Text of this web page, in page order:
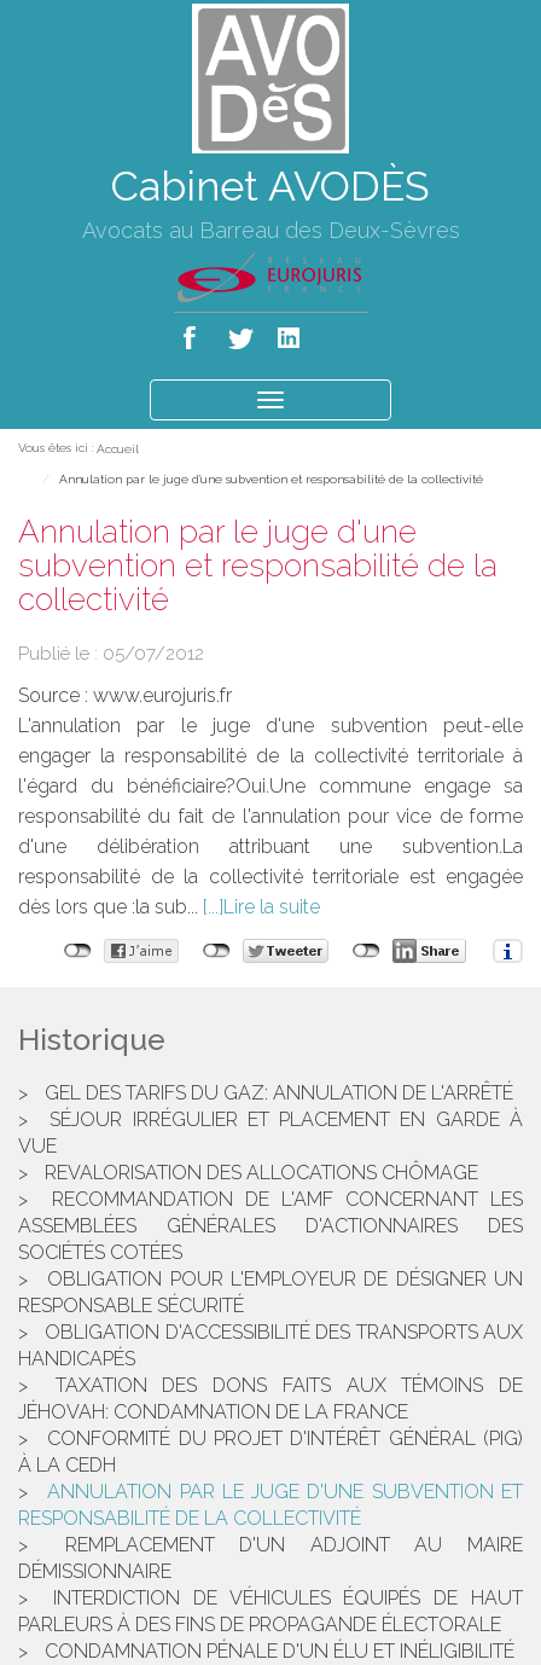
Cabinet AVODÈS
Avocats au Barreau des Deux-Sèvres
le
Vous êtes ici : Accueil
Annulation par le juge d'une subvention et responsabilité de la collectivité
Annulation par le juge d'une
subvention et responsabilité de la
collectivité
Publié le : 05/07/2012
Source : www.eurojuris.fr
L'annulation par le juge d'une subvention peut-elle
engager la responsabilité de la collectivité territoriale à
l'égard du bénéficiaire?Oui.Une commune engage sa
responsabilité du fait de l'annulation pour vice de forme
d'une délibération attribuant une subvention.La
responsabilité de la collectivité territoriale est engagée
dès lors que :la sub...
Lire la suite
Historique
GEL DES TARIFS DU GAZ: ANNULATION DE L'ARRÊTÉ
SÉJOUR IRRÉGULIER ET PLACEMENT EN GARDE À
VUE
REVALORISATION DES ALLOCATIONS CHÔMAGE
RECOMMANDATION DE L'AMF CONCERNANT LES
ASSEMBLÉES GÉNÉRALES D'ACTIONNAIRES DES
SOCIÉTÉS COTÉES
OBLIGATION POUR L'EMPLOYEUR DE DÉSIGNER UN
RESPONSABLE SÉCURITÉ
OBLIGATION D'ACCESSIBILITÉ DES TRANSPORTS AUX
HANDICAPÉS
TAXATION DES DONS FAITS AUX TÉMOINS DE
JÉHOVAH: CONDAMNATION DE LA FRANCE
CONFORMITÉ DU PROJET D'INTÉRÊT GÉNÉRAL (PIG)
À LA CEDH
ANNULATION PAR LE JUGE D'UNE SUBVENTION ET
RESPONSABILITÉ DE LA COLLECTIVITÉ
REMPLACEMENT D'UN ADJOINT AU MAIRE
DÉMISSIONNAIRE
INTERDICTION DE VÉHICULES ÉQUIPÉS DE HAUT
PARLEURS À DES FINS DE PROPAGANDE ÉLECTORALE
CONDAMNATION PÉNALE D'UN ÉLU ET INÉLIGIBILITÉ